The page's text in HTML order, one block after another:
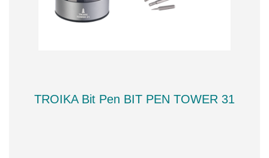
TROIKA Bit Pen BIT PEN TOWER 31